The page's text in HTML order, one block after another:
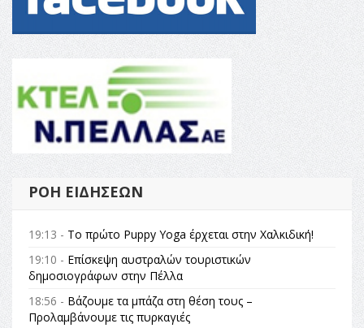
ΡΟΉ ΕΙΔΉΣΕΩΝ
19:13 - Το πρώτο Puppy Yoga έρχεται στην Χαλκιδική!
19:10 - Επίσκεψη αυστραλών τουριστικών
δημοσιογράφων στην Πέλλα
18:56 - Βάζουμε τα μπάζα στη θέση τους –
Προλαμβάνουμε τις πυρκαγιές